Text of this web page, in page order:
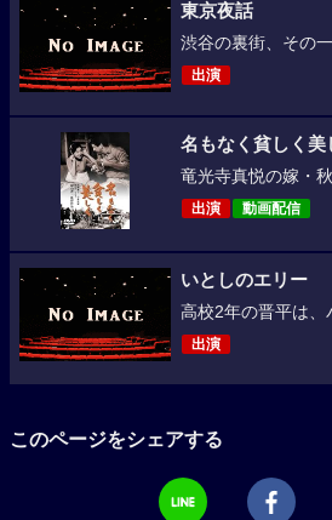
東京夜話
渋谷の裏街、その
出演
名もなく貧しく美
竜光寺真悦の嫁・
出演 動画配信
いとしのエリー
高校2年の晋平は、
出演
このページをシェアする